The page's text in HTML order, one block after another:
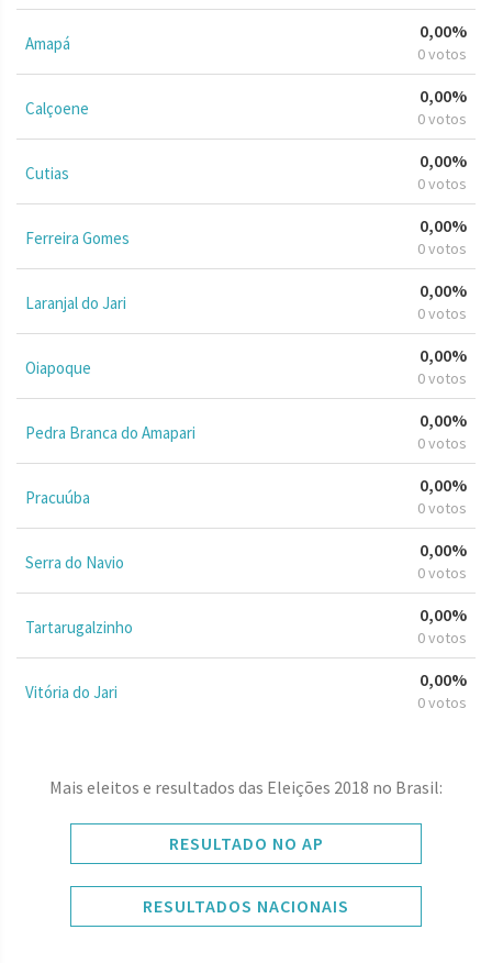
Amapá
0,00%
0 votos
Calçoene
0,00%
0 votos
Cutias
0,00%
0 votos
Ferreira Gomes
0,00%
0 votos
Laranjal do Jari
0,00%
0 votos
Oiapoque
0,00%
0 votos
Pedra Branca do Amapari
0,00%
0 votos
Pracuúba
0,00%
0 votos
Serra do Navio
0,00%
0 votos
Tartarugalzinho
0,00%
0 votos
Vitória do Jari
0,00%
0 votos
Mais eleitos e resultados das Eleições 2018 no Brasil:
RESULTADO NO AP
RESULTADOS NACIONAIS